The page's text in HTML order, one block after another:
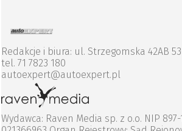
Redakcje i biura: ul. Strzegomska 42AB
tel. 71 7823 180
autoexpert@autoexpert.pl
Wydawca: Raven Media sp. z o.o. NIP 897-